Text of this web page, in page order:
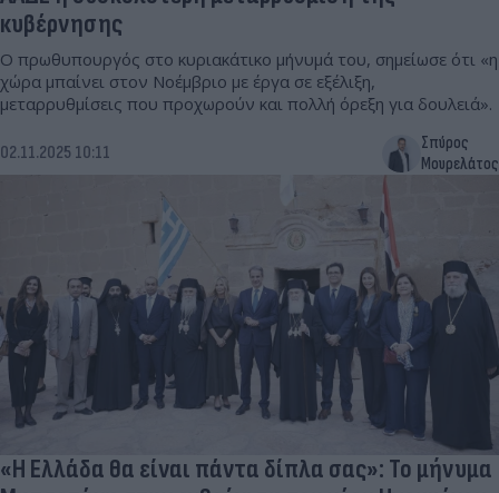
κυβέρνησης
Ο πρωθυπουργός στο κυριακάτικο μήνυμά του, σημείωσε ότι «η
χώρα μπαίνει στον Νοέμβριο με έργα σε εξέλιξη,
μεταρρυθμίσεις που προχωρούν και πολλή όρεξη για δουλειά».
02.11.2025 10:11
Σπύρος
Μουρελάτος
«Η Ελλάδα θα είναι πάντα δίπλα σας»: Το μήνυμα